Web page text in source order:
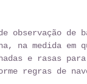
de observação
na medida em
e rasas
regras de